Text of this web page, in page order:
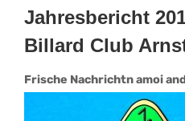
Jahresbericht
Billard Club
Frische Nachrichtn amoi